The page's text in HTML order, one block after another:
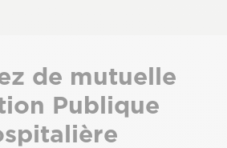
de mutuelle
Publique